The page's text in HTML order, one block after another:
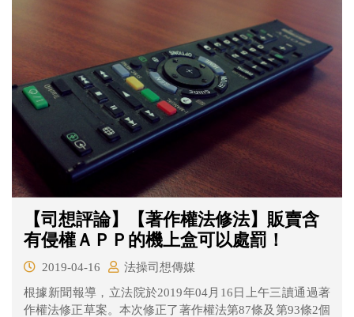
時則指出，自己當時包包內放著15萬元，因此懷疑遇到搶
【司想評論】【著作權法修法】販賣含
有侵權ＡＰＰ的機上盒可以處罰！
2019-04-16
法操司想傳媒
根據新聞報導，立法院於2019年04月16日上午三讀通過著
作權法修正草案。本次修正了著作權法第87條及第93條2個